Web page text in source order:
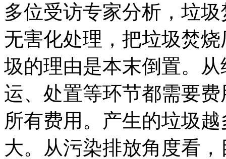
多位受访专家分析，垃
无害化处理，把垃圾焚
圾的理由是本末倒置。
运、处置等环节都需要
所有费用。产生的垃圾
大。从污染排放角度看